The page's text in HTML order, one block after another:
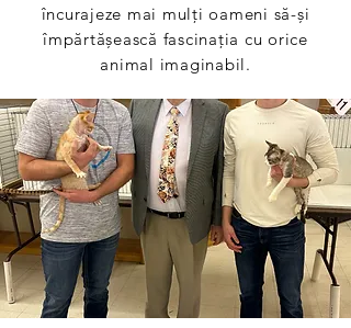
încurajeze mai mulți oameni să-și
împărtășească fascinația cu orice
animal imaginabil.